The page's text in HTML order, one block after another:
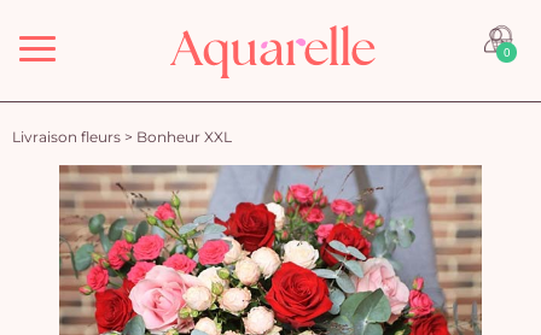
Menu 0
Livraison fleurs > Bonheur XXL